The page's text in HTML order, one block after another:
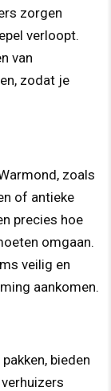
zorgen
verloopt.
van
zodat je
zoals
of antieke
precies hoe
omgaan.
veilig en
aankomen.
bieden